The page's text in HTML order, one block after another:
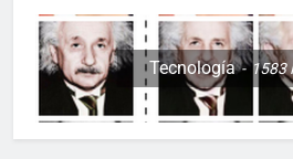
Tecnología 1583